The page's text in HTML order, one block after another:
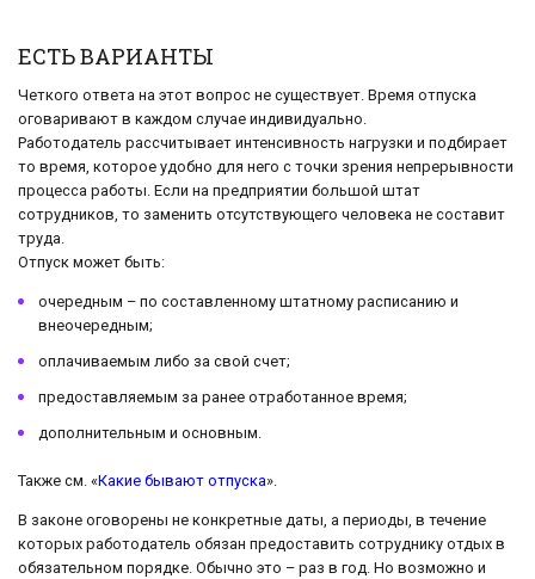
ЕСТЬ ВАРИАНТЫ
Четкого ответа на этот вопрос не существует. Время отпуска
оговаривают в каждом случае индивидуально.
Работодатель рассчитывает интенсивность нагрузки и подбирает
то время, которое удобно для него с точки зрения непрерывности
процесса работы. Если на предприятии большой штат
сотрудников, то заменить отсутствующего человека не составит
труда.
Отпуск может быть:
очередным – по составленному штатному расписанию и
внеочередным;
оплачиваемым либо за свой счет;
предоставляемым за ранее отработанное время;
дополнительным и основным.
Также см. «Какие бывают отпуска».
В законе оговорены не конкретные даты, а периоды, в течение
которых работодатель обязан предоставить сотруднику отдых в
обязательном порядке. Обычно это – раз в год. Но возможно и